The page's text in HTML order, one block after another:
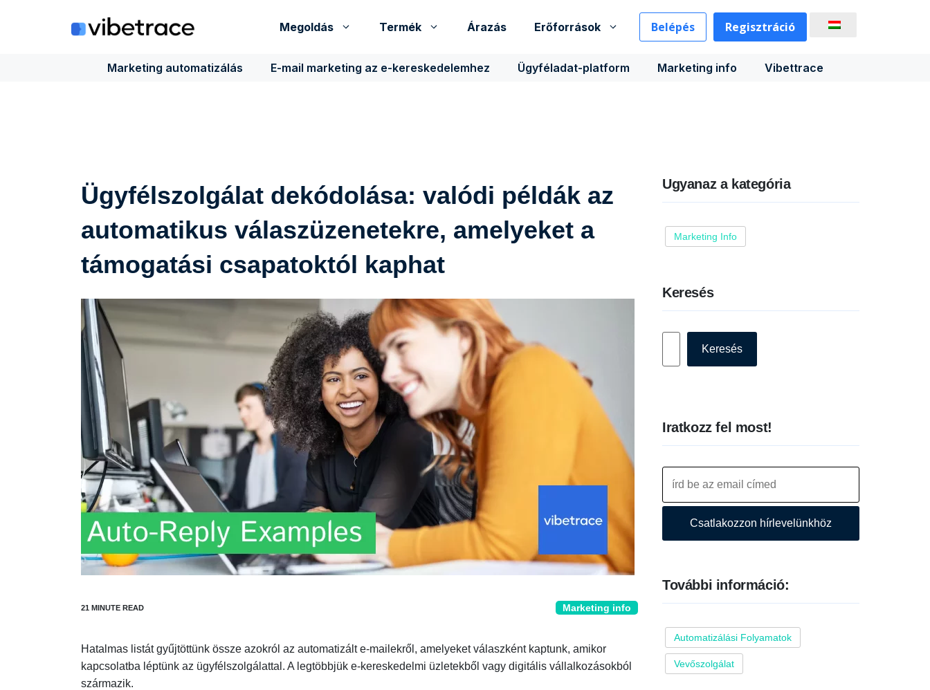
Megoldás Termék Árazás Erőforrások Belépés Regisztráció
Marketing automatizálás E-mail marketing az e-kereskedelemhez Ügyféladat-platform Marketing info Vibettrace
Ügyfélszolgálat dekódolása: valódi példák az
automatikus válaszüzenetekre, amelyeket a
támogatási csapatoktól kaphat
Marketing info
Hatalmas listát gyűjtöttünk össze azokról az automatizált e-mailekről, amelyeket válaszként kaptunk, amikor
kapcsolatba léptünk az ügyfélszolgálattal. A legtöbbjük e-kereskedelmi üzletekből vagy digitális vállalkozásokból
származik.
Ugyanaz a kategória
Marketing Info
Keresés
Keresés
Iratkozz fel most!
Csatlakozzon hírlevelünkhöz
További információ:
Automatizálási Folyamatok
Vevőszolgálat